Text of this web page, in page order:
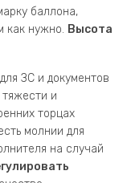
баллона,
как нужно. Высота
для ЗС и документов
и
торцах
молнии для
на случай